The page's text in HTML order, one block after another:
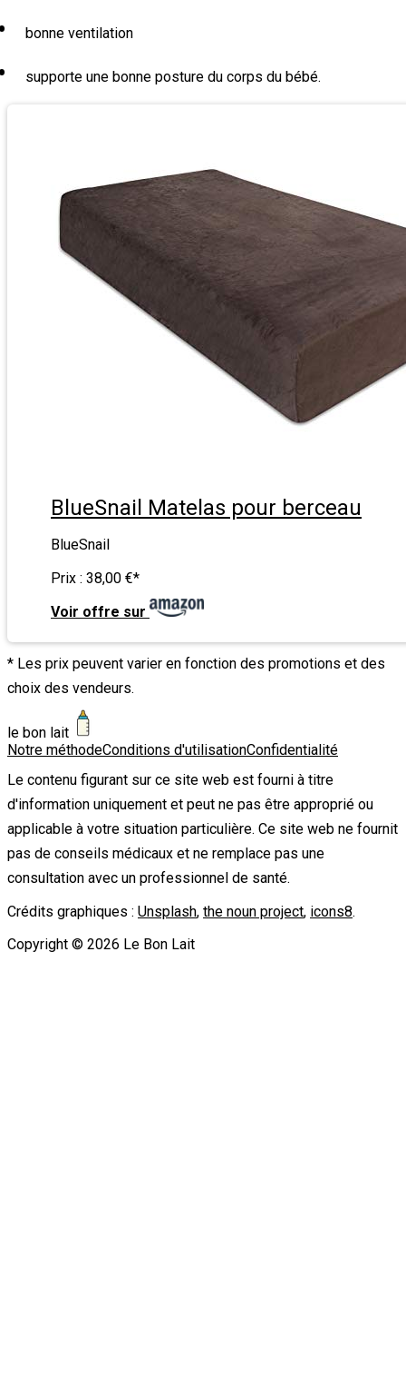
bonne ventilation
supporte une bonne posture du corps du bébé.
BlueSnail Matelas pour berceau
BlueSnail
Prix : 38,00 €*
Voir offre sur
* Les prix peuvent varier en fonction des promotions et des
choix des vendeurs.
le bon lait
Notre méthodeConditions d'utilisationConfidentialité
Le contenu figurant sur ce site web est fourni à titre
d'information uniquement et peut ne pas être approprié ou
applicable à votre situation particulière. Ce site web ne fournit
pas de conseils médicaux et ne remplace pas une
consultation avec un professionnel de santé.
Crédits graphiques : Unsplash, the noun project, icons8.
Copyright © 2026 Le Bon Lait